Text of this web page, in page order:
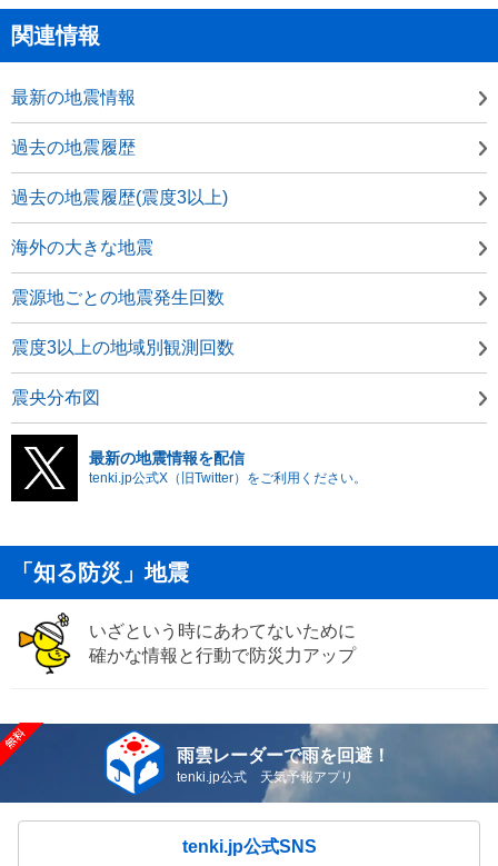
関連情報
最新の地震情報
過去の地震履歴
過去の地震履歴(震度3以上)
海外の大きな地震
震源地ごとの地震発生回数
震度3以上の地域別観測回数
震央分布図
最新の地震情報を配信
tenki.jp公式X（旧Twitter）をご利用ください。
「知る防災」地震
いざという時にあわてないために
確かな情報と行動で防災力アップ
雨雲レーダーで雨を回避！
tenki.jp公式 天気予報アプリ
tenki.jp公式SNS